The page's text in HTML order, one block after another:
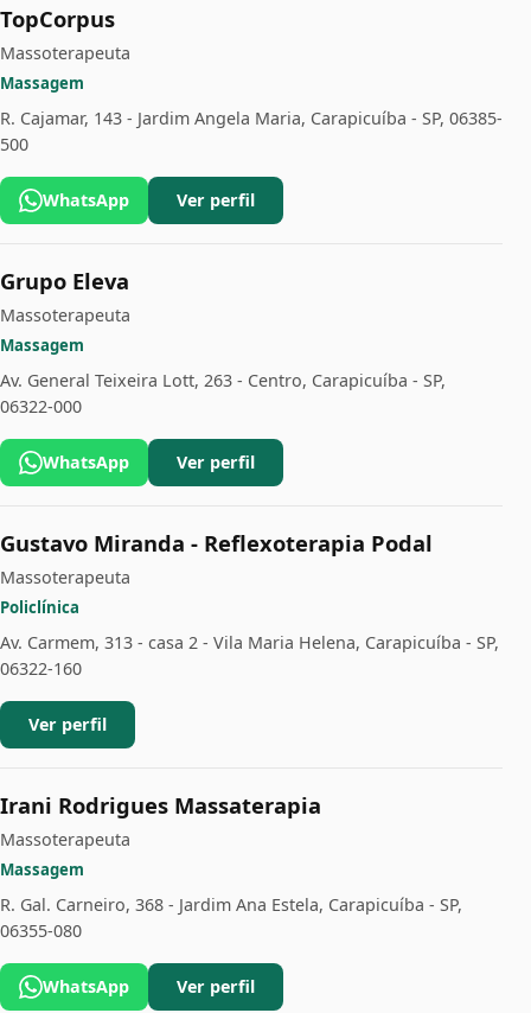
TopCorpus
Massoterapeuta
Massagem
R. Cajamar, 143 - Jardim Angela Maria, Carapicuíba - SP, 06385-
500
WhatsApp Ver perfil
Grupo Eleva
Massoterapeuta
Massagem
Av. General Teixeira Lott, 263 - Centro, Carapicuíba - SP,
06322-000
WhatsApp Ver perfil
Gustavo Miranda - Reflexoterapia Podal
Massoterapeuta
Policlínica
Av. Carmem, 313 - casa 2 - Vila Maria Helena, Carapicuíba - SP,
06322-160
Ver perfil
Irani Rodrigues Massaterapia
Massoterapeuta
Massagem
R. Gal. Carneiro, 368 - Jardim Ana Estela, Carapicuíba - SP,
06355-080
WhatsApp Ver perfil